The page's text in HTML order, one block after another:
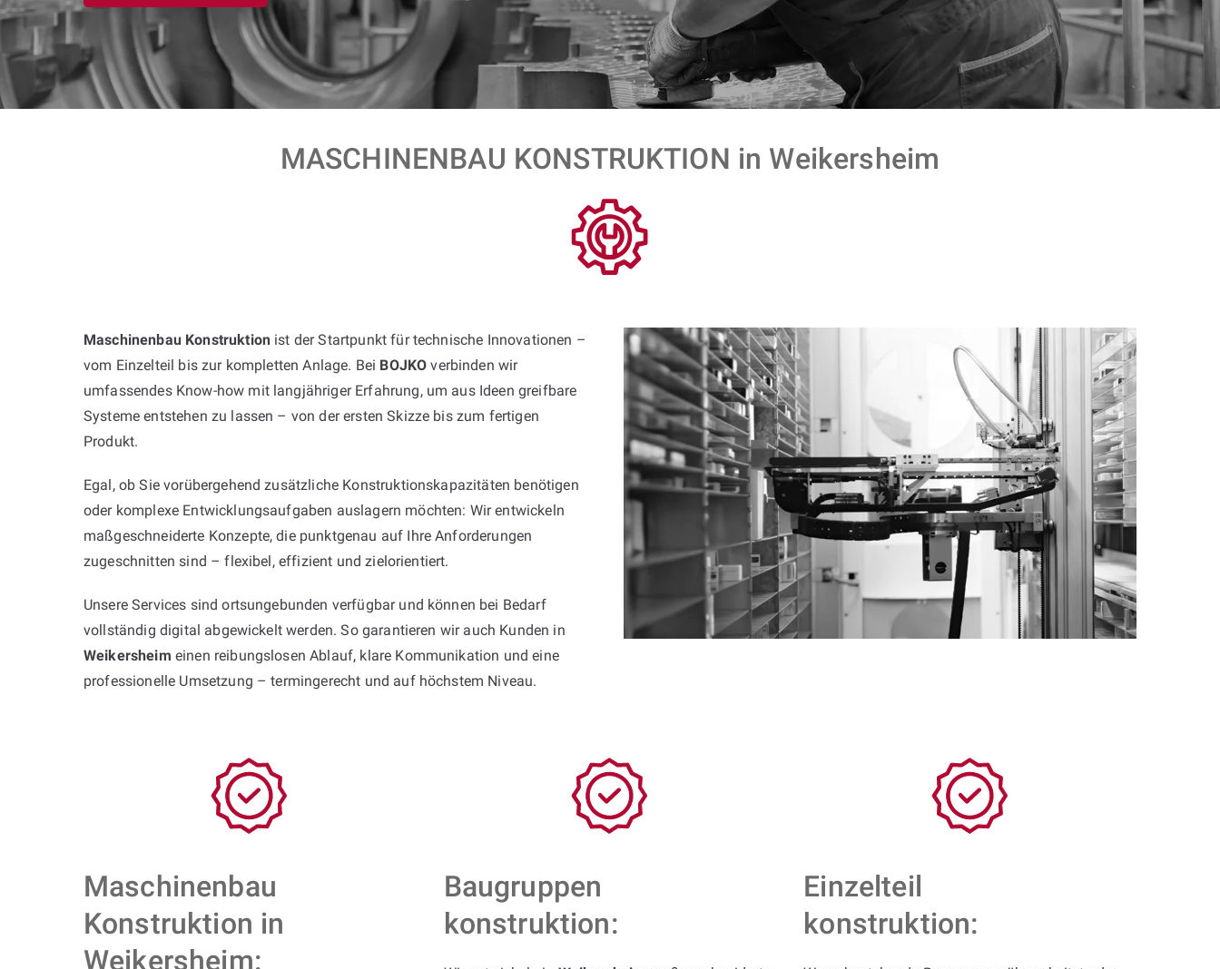
MASCHINENBAU KONSTRUKTION in Weikersheim
Maschinenbau Konstruktion ist der Startpunkt für technische Innovationen –
vom Einzelteil bis zur kompletten Anlage. Bei BOJKO verbinden wir
umfassendes Know-how mit langjähriger Erfahrung, um aus Ideen greifbare
Systeme entstehen zu lassen – von der ersten Skizze bis zum fertigen
Produkt.
Egal, ob Sie vorübergehend zusätzliche Konstruktionskapazitäten benötigen
oder komplexe Entwicklungsaufgaben auslagern möchten: Wir entwickeln
maßgeschneiderte Konzepte, die punktgenau auf Ihre Anforderungen
zugeschnitten sind – flexibel, effizient und zielorientiert.
Unsere Services sind ortsungebunden verfügbar und können bei Bedarf
vollständig digital abgewickelt werden. So garantieren wir auch Kunden in
Weikersheim einen reibungslosen Ablauf, klare Kommunikation und eine
professionelle Umsetzung – termingerecht und auf höchstem Niveau.
Maschinenbau
Konstruktion in
Weikersheim:
Baugruppen
konstruktion:
Einzelteil
konstruktion: